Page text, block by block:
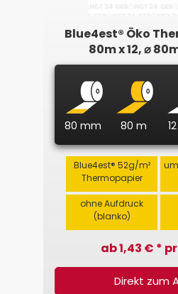
Blue4est® Öko
80m x 12, ⌀
80 mm 80 m
Blue4est® 52g/m²
Thermopapier
ohne Aufdruck
(blanko)
ab 1,43 € *
Direkt zum